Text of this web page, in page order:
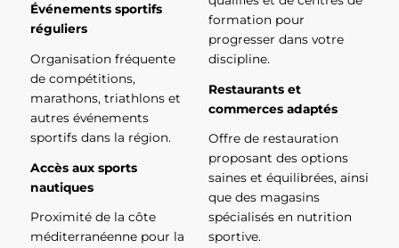
Événements sportifs
réguliers
Organisation fréquente
de compétitions,
marathons, triathlons et
autres événements
sportifs dans la région.
Accès aux sports
nautiques
Proximité de la côte
méditerranéenne pour la
formation pour
progresser dans votre
discipline.
Restaurants et
commerces adaptés
Offre de restauration
proposant des options
saines et équilibrées, ainsi
que des magasins
spécialisés en nutrition
sportive.